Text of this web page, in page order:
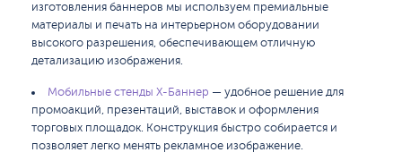
изготовления баннеров мы используем премиальные
материалы и печать на интерьерном оборудовании
высокого разрешения, обеспечивающем отличную
детализацию изображения.
Мобильные стенды X-Баннер — удобное решение для
промоакций, презентаций, выставок и оформления
торговых площадок. Конструкция быстро собирается и
позволяет легко менять рекламное изображение.